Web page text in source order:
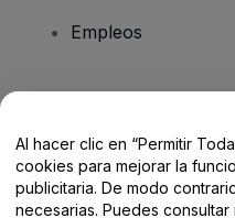
Empleos
Centro de Ayuda /
Al hacer clic en “Permitir
cookies para mejorar la
publicitaria. De modo
necesarias. Puedes consultar